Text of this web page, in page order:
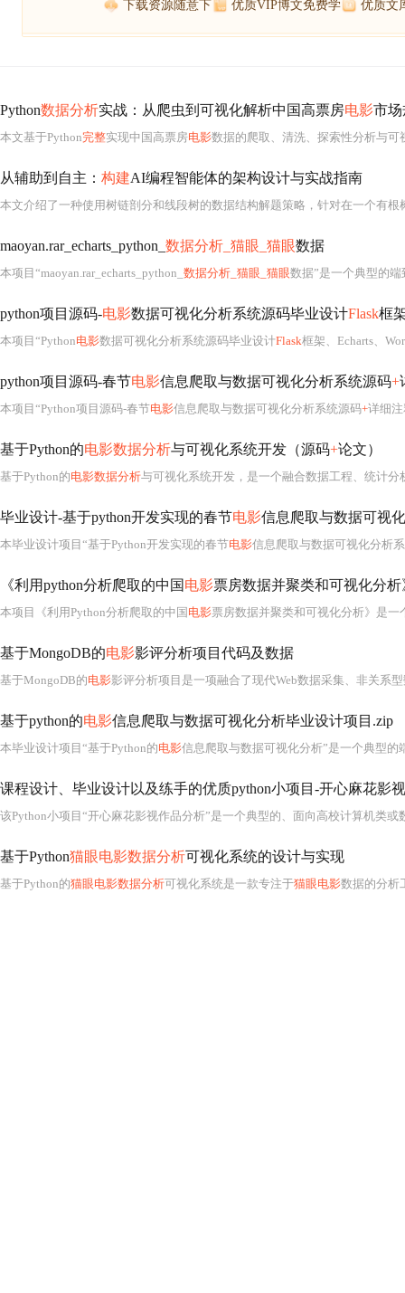
下载资源随意下 优质VIP博文免费学 优质文
Python数据分析实战：从爬虫到可视化解析中国高票房电影市
本文基于Python完整实现中国高票房电影数据的爬取、清洗、探索性分析与可
从辅助到自主： 构建AI编程智能体的架构设计与实战指南
maoyan.rar_echarts_python_ 数据分析_猫眼_猫眼数据
本项目“maoyan.rar_echarts_python_ 数据分析_猫眼_猫眼数据”是一个典型的端到端数据科学实践案例
python项目源码-电影数据可视化分析系统源码毕业设计Flask框
本项目“Python电影数据可视化分析系统源码毕业设计Flask框架、Echarts、WordCloud等技术”是一个典型的全栈式数据驱动Web应用，深度融合了Python后端开
python项目源码-春节电影信息爬取与数据可视化分析系统源码+
本项目“Python项目源码-春节电影信息爬取与数据可视化分析系统源码+详细
基于Python的电影数据分析与可视化系统开发（源码+论文）
基于Python的电影数据分析与可视化系统开发，是一个融合数据工程、统计分析、人机交互与
毕业设计-基于python开发实现的春节电影信息爬取与数据可视
本毕业设计项目“基于Python开发实现的春节电影信息爬取与数据可视化分析系统”
《利用python分析爬取的中国 电影票房数据并聚类和可视化分析
本项目《利用Python分析爬取的中国 电影票房数据并聚类和可视化分析》是一
基于MongoDB的电影影评分析项目代码及数据
基于MongoDB的电影影评分析项目是一项融合了现代Web数据采集、非关系型数据库建模、自然语言处理（NLP）
基于python的电影信息爬取与数据可视化分析毕业设计项目.zip
本毕业设计项目“基于Python的电影信息爬取与数据可视化分析”是一个典型的
课程设计、毕业设计以及练手的优质python小项目-开心麻花影
该Python小项目“开心麻花影视作品分析”是一个典型的、面向高校计算机类
基于Python猫眼电影数据分析可视化系统的设计与实现
基于Python的猫眼电影数据分析可视化系统是一款专注于猫眼电影数据的分析